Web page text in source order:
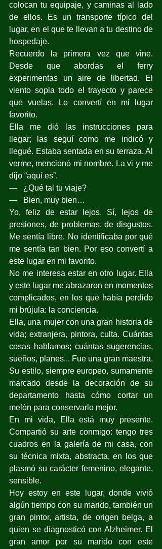
colocan tu equipaje, y caminas al lado
de ellos. Es un transporte típico del
lugar, en el que te llevan a tu destino de
hospedaje.
Recuerdo la primera vez que vine.
Desde que abordas el ferry
experimentas un aire de libertad. El
viento sopla todo el trayecto y parece
que vuelas. Lo convertí en mi lugar
favorito.
Ella me dió las instrucciones para
llegar; las seguí como me indicó y
llegué. Estaba sentada en su terraza. Al
verme, mencionó mi nombre. La vi y me
dijo “aquí es”.
—   ¿Qué tal tu viaje?
—   Bien, muy bien…
Yo, feliz de estar lejos. Sí, lejos de
presiones, de problemas, de disgustos.
Me sentía libre. No identificaba por qué
me sentía tan bien. Por eso convertí a
este lugar en mi favorito.
No me interesa estar en otro lugar. Ella
y este lugar me abrazaron en momentos
complicados, en los que había perdido
mi brújula: la conciencia.
Ella, una mujer con una gran historia de
vida; extranjera, pintora, culta. Cuántas
cosas hablamos; cuántas sugerencias,
sueños, planes... Fue una gran maestra.
Su estilo, siempre europeo, sumamente
marcado desde la decoración de su
departamento hasta cómo cortar un
melón para conservarlo mejor.
En mi vida, Ella está muy presente.
Compartió su arte conmigo: tengo tres
cuadros en la galería de mi casa, con
su técnica mixta, abstracta, en los que
plasmó su carácter femenino, elegante,
sensible.
Hoy estoy en este lugar, donde vivió
algún tiempo con su marido, también un
gran pintor, artista, de origen belga, a
quien se diagnosticó con Alzheimer. El
gran amor por su marido con este